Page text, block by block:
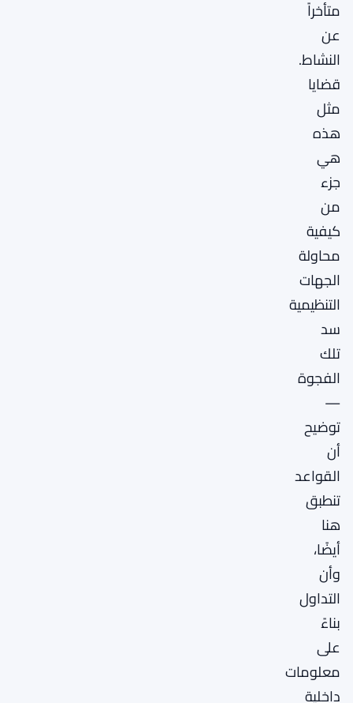
متأخراً
عن
النشاط.
قضايا
مثل
هذه
هي
جزء
من
كيفية
محاولة
الجهات
التنظيمية
سد
تلك
الفجوة
—
توضيح
أن
القواعد
تنطبق
هنا
أيضًا،
وأن
التداول
بناءً
على
معلومات
داخلية